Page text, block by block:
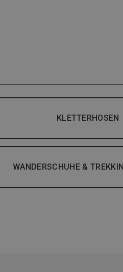
KLETTERHOSEN
WANDERSCHUHE &